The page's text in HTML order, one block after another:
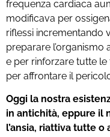
frequenza cardiaca
modificava per
riflessi incrementando
preparare l’organismo
e per rinforzare tutte
per affrontare il
Oggi la nostra
in antichità, eppure il
l’ansia, riattiva tutte